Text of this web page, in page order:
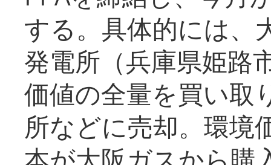
する。具体的には、
発電所（兵庫県姫路
価値の全量を買い取
所などに売却。環境